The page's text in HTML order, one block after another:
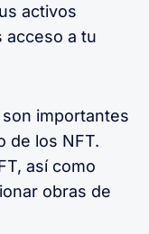
activos
acceso a tu
importantes
de los NFT.
así como
obras de